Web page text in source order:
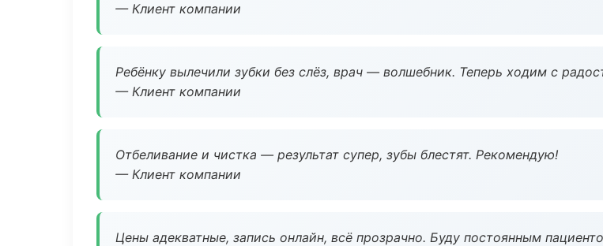
— Клиент компании
Ребёнку вылечили зубки без слёз, врач — волшебник. Теперь ходим с
— Клиент компании
Отбеливание и чистка — результат супер, зубы блестят. Рекомендую!
— Клиент компании
Цены адекватные, запись онлайн, всё прозрачно. Буду постоянным